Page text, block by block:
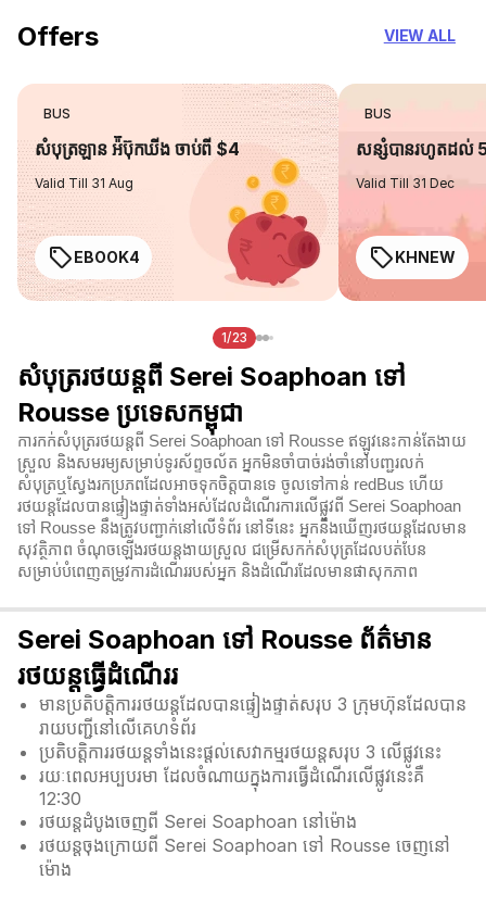
Offers VIEW ALL
BUS
សំបុត្រឡាន អ៉ីប៊ុកឃីង ចាប់ពី $4
Valid Till 31 Aug
EBOOK4
BUS
សន្សំបានរហូតដល់
Valid Till 31 Dec
KHNEW
1/23
សំបុត្ររថយន្តពី Serei Soaphoan ទៅ
Rousse ប្រទេសកម្ពុជា
ការកក់សំបុត្ររថយន្តពី Serei Soaphoan ទៅ Rousse ឥឡូវនេះកាន់តែងាយ
ស្រួល និងសមរម្យសម្រាប់ទូរស័ព្ទចល័ត អ្នកមិនចាំបាច់រង់ចាំនៅបញ្ជរលក់
សំបុត្រឬស្វែងរកប្រភពដែលអាចទុកចិត្តបានទេ ចូលទៅកាន់ redBus ហើយ
រថយន្តដែលបានផ្ទៀងផ្ទាត់ទាំងអស់ដែលដំណើរការលើផ្លូវពី Serei Soaphoan
ទៅ Rousse នឹងត្រូវបញ្ជាក់នៅលើទំព័រ នៅទីនេះ អ្នកនឹងឃើញរថយន្តដែលមាន
សុវត្ថិភាព ចំណុចឡើងរថយន្តងាយស្រួល ជម្រើសកក់សំបុត្រដែលបត់បែន
សម្រាប់បំពេញតម្រូវការដំណើររបស់អ្នក និងដំណើរដែលមានផាសុកភាព
Serei Soaphoan ទៅ Rousse ព័ត៌មាន
រថយន្តធ្វើដំណើររ
មានប្រតិបត្តិការរថយន្តដែលបានផ្ទៀងផ្ទាត់សរុប 3 ក្រុមហ៊ុនដែលបាន
រាយបញ្ជីនៅលើគេហទំព័រ
ប្រតិបត្តិការរថយន្តទាំងនេះផ្តល់សេវាកម្មរថយន្តសរុប 3 លើផ្លូវនេះ
រយៈពេលអប្បបរមា ដែលចំណាយក្នុងការធ្វើដំណើរលើផ្លូវនេះគឺ
12:30
រថយន្តដំបូងចេញពី Serei Soaphoan នៅម៉ោង
រថយន្តចុងក្រោយពី Serei Soaphoan ទៅ Rousse ចេញនៅ
ម៉ោង